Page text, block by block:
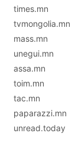
times.mn
tvmongolia.mn
mass.mn
unegui.mn
assa.mn
toim.mn
tac.mn
paparazzi.mn
unread.today